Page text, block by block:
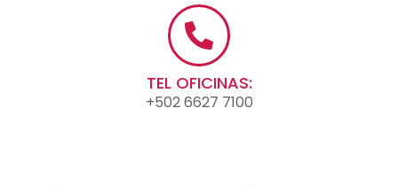
TEL OFICINAS:
+502 6627 7100